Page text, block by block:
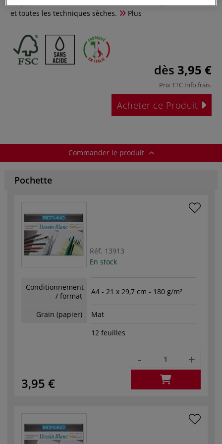
et toutes les techniques sèches.
Plus
dès 3,95 €
Prix TTC Info frais.
Acheter ce Produit
Commander le produit
Pochette
Réf. 13913
En stock
Conditionnement
/ format
A4 - 21 x 29,7 cm - 180 g/m²
Grain (papier)
Mat
12 feuilles
3,95 €
- +